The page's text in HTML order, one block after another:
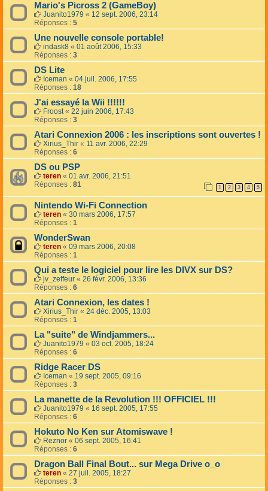
Mario's Picross 2 (GameBoy)
Juanito1979 « 12 sept. 2006, 23:14
Réponses : 5
Une nouvelle console portable!
indask8 « 01 août 2006, 15:33
Réponses : 3
DS Lite
Iceman « 04 juil. 2006, 17:55
Réponses : 18
J'ai essayé la Wii !!!!!!
Froost« 22 juin 2006, 17:43
Réponses : 3
Atari Connexion 2006 : les inscriptions sont ouvertes !
Xirius_Thir « 11 avr. 2006, 22:29
Réponses : 6
DS ou PSP
teren « 01 avr. 2006, 21:51
Réponses : 81 1 2 3 4 5
Nintendo Wi-Fi Connection
teren « 30 mars 2006, 17:57
Réponses : 1
WonderSwan
teren « 09 mars 2006, 20:08
Réponses : 1
Qui a teste le logiciel pour lire les DIVX sur DS?
jv_zeffeur « 26 févr. 2006, 13:36
Réponses : 6
Atari Connexion, les dates !
Xirius_Thir « 24 déc. 2005, 13:03
Réponses : 1
La "suite" de Windjammers...
Juanito1979 « 03 oct. 2005, 18:24
Réponses : 6
Ridge Racer DS
Iceman « 19 sept. 2005, 09:16
Réponses : 3
La manette de la Revolution !!! OFFICIEL !!!
Juanito1979 « 16 sept. 2005, 17:55
Réponses : 6
Hokuto No Ken sur Atomiswave !
Reznor « 06 sept. 2005, 16:41
Réponses : 6
Dragon Ball Final Bout... sur Mega Drive o_o
teren « 27 juil. 2005, 18:27
Réponses : 3